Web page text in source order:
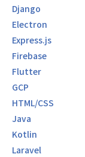
Django
Electron
Express.js
Firebase
Flutter
GCP
HTML/CSS
Java
Kotlin
Laravel